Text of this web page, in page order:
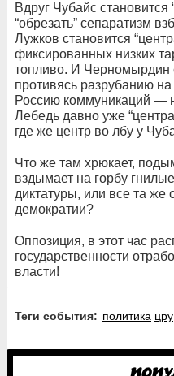
Вдруг Чубайс становится
“обрезать” сепаратизм
Лужков становится
фиксированных низких
топливо. И Черномырдин
противясь разрубанию
Россию коммуникаций —
Лебедь давно уже
где же центр во лбу у
Что же там хрюкает,
вздымает на горбу
диктатуры, или все та же
демократии?
Оппозиция, в этот час
государственности
власти!
Теги события: политика цру